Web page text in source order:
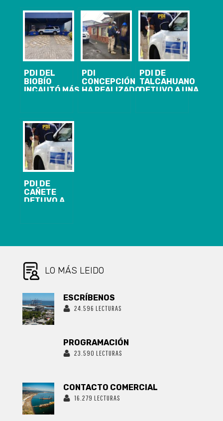
PDI DEL
BIOBÍO
INCAUTÓ MÁS
PDI
CONCEPCIÓN
HA REALIZADO
PDI DE
TALCAHUANO
DETUVO A UNA
PDI DE
CAÑETE
DETUVO A
LO MÁS LEIDO
ESCRÍBENOS
24.596 LECTURAS
PROGRAMACIÓN
23.590 LECTURAS
CONTACTO COMERCIAL
16.279 LECTURAS